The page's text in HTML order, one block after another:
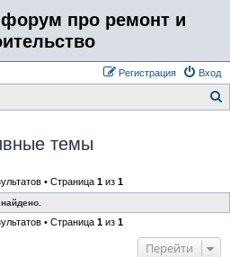
про ремонт и
Вход
Регистрация
темы
• Страница 1из 1
• Страница 1из 1
Перейти